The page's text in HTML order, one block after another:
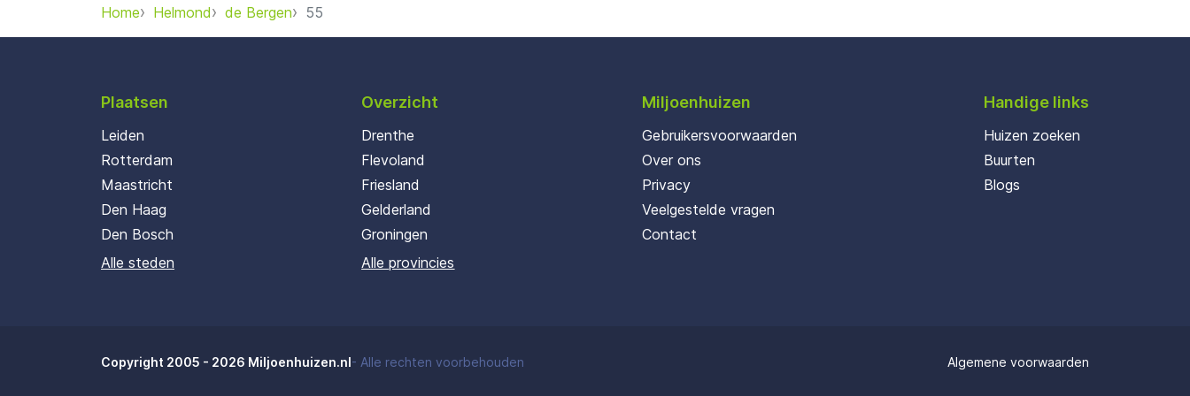
Home Helmond de Bergen 55
Plaatsen
Leiden
Rotterdam
Maastricht
Den Haag
Den Bosch
Alle steden
Overzicht
Drenthe
Flevoland
Friesland
Gelderland
Groningen
Alle provincies
Miljoenhuizen
Gebruikersvoorwaarden
Over ons
Privacy
Veelgestelde vragen
Contact
Handige links
Huizen zoeken
Buurten
Blogs
Copyright 2005 - 2026 Miljoenhuizen.nl- Alle rechten voorbehouden Algemene voorwaarden